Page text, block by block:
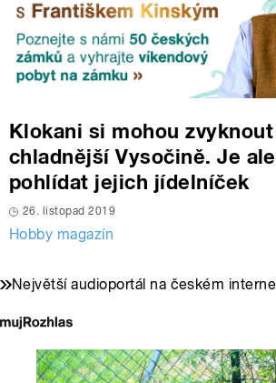
Klokani si mohou
chladnější Vysočině. Je
pohlídat jejich jídelníček
26. listopad 2019
Hobby magazín
Největší audioportál na českém